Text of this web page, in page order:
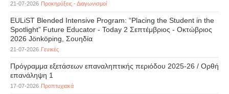
21-07-2026 Προκηρύξεις - Διαγωνισμοί
EULiST Blended Intensive Program: “Placing the Student in the
Spotlight” Future Educator - Today 2 Σεπτέμβριος - Οκτώβριος
2026 Jönköping, Σουηδία
21-07-2026 Γενικές
Πρόγραμμα εξετάσεων επαναληπτικής περιόδου 2025-26 / Ορθή
επανάληψη 1
17-07-2026 Προπτυχιακά